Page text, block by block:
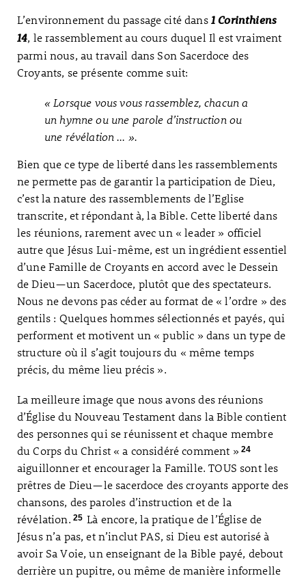
L’environnement du passage cité dans 1 Corinthiens
14, le rassemblement au cours duquel Il est vraiment
parmi nous, au travail dans Son Sacerdoce des
Croyants, se présente comme suit:
« Lorsque vous vous rassemblez, chacun a
un hymne ou une parole d’instruction ou
une révélation … ».
Bien que ce type de liberté dans les rassemblements
ne permette pas de garantir la participation de Dieu,
c’est la nature des rassemblements de l’Eglise
transcrite, et répondant à, la Bible. Cette liberté dans
les réunions, rarement avec un « leader » officiel
autre que Jésus Lui-même, est un ingrédient essentiel
d’une Famille de Croyants en accord avec le Dessein
de Dieu—un Sacerdoce, plutôt que des spectateurs.
Nous ne devons pas céder au format de « l’ordre » des
gentils : Quelques hommes sélectionnés et payés, qui
performent et motivent un « public » dans un type de
structure où il s’agit toujours du « même temps
précis, du même lieu précis ».
La meilleure image que nous avons des réunions
d’Église du Nouveau Testament dans la Bible contient
des personnes qui se réunissent et chaque membre
du Corps du Christ « a considéré comment » 24
aiguillonner et encourager la Famille. TOUS sont les
prêtres de Dieu—le sacerdoce des croyants apporte des
chansons, des paroles d’instruction et de la
révélation. 25 Là encore, la pratique de l’Église de
Jésus n’a pas, et n’inclut PAS, si Dieu est autorisé à
avoir Sa Voie, un enseignant de la Bible payé, debout
derrière un pupitre, ou même de manière informelle